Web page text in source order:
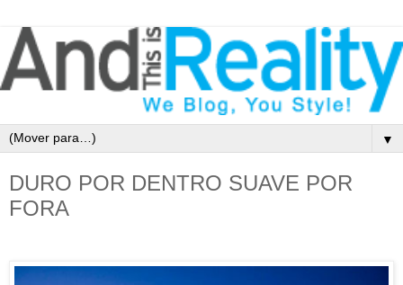
▼
DURO POR DENTRO SUAVE POR
FORA